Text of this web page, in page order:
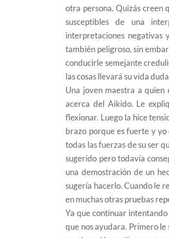
otra persona. Quizás creen
susceptibles de una
interpretaciones negativas
también peligroso, sin
conducirle semejante
las cosas llevará su vida
Una joven maestra a quien
acerca del Aikido. Le
flexionar. Luego la hice
brazo porque es fuerte y yo
todas las fuerzas de su ser
sugerido pero todavía
una demostración de un
sugería hacerlo. Cuando le
en muchas otras pruebas
Ya que continuar
que nos ayudara. Primero